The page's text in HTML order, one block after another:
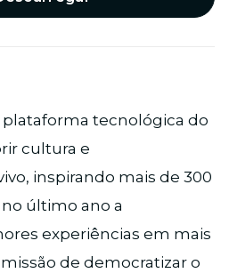
plataforma tecnológica do
cultura e
inspirando mais de 300
último ano a
experiências em mais
de democratizar o